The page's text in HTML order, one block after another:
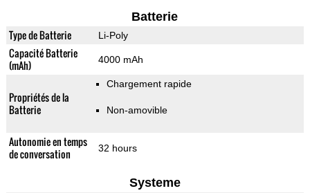
Batterie
Type de Batterie Li-Poly
Capacité Batterie
(mAh)
4000 mAh
Propriétés de la
Batterie
Chargement rapide
Non-amovible
Autonomie en temps
de conversation
32 hours
Systeme